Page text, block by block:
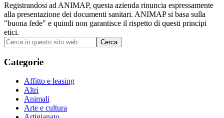
Registrandosi ad ANIMAP, questa azienda rinuncia espressamente
alla presentazione dei documenti sanitari. ANIMAP si basa sulla
"buona fede" e quindi non garantisce il rispetto di questi principi
etici.
Barra
laterale
primaria
Cerca
in
questo
sito
Categorie
Affitto e leasing
Altri
Animali
Arte e cultura